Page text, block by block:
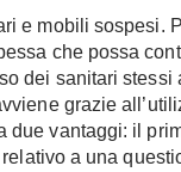
e mobili sospesi.
che possa
dei sanitari stessi
grazie
due vantaggi: il
a una